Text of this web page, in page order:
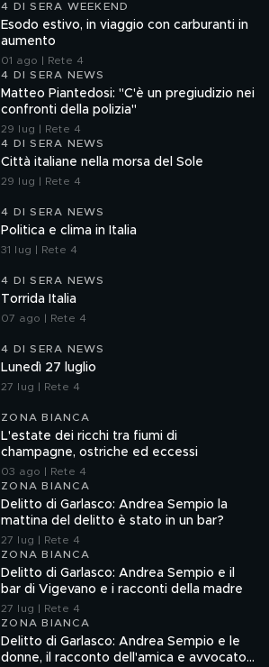
4 DI SERA WEEKEND
Esodo estivo, in viaggio con carburanti in
aumento
01 ago | Rete 4
4 DI SERA NEWS
Matteo Piantedosi: "C'è un pregiudizio nei
confronti della polizia"
29 lug | Rete 4
4 DI SERA NEWS
Città italiane nella morsa del Sole
29 lug | Rete 4
4 DI SERA NEWS
Politica e clima in Italia
31 lug | Rete 4
4 DI SERA NEWS
Torrida Italia
07 ago | Rete 4
4 DI SERA NEWS
Lunedì 27 luglio
27 lug | Rete 4
ZONA BIANCA
L'estate dei ricchi tra fiumi di
champagne, ostriche ed eccessi
03 ago | Rete 4
ZONA BIANCA
Delitto di Garlasco: Andrea Sempio la
mattina del delitto è stato in un bar?
27 lug | Rete 4
ZONA BIANCA
Delitto di Garlasco: Andrea Sempio e il
bar di Vigevano e i racconti della madre
27 lug | Rete 4
ZONA BIANCA
Delitto di Garlasco: Andrea Sempio e le
donne, il racconto dell'amica e avvocato